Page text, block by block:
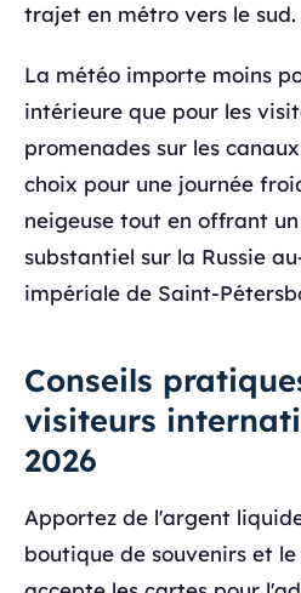
trajet en métro vers le sud.
La météo importe moins
intérieure que pour les
promenades sur les
choix pour une journée
neigeuse tout en offrant
substantiel sur la Russie
impériale de Saint-
Conseils
visiteurs
2026
Apportez de l'argent
boutique de souvenirs et